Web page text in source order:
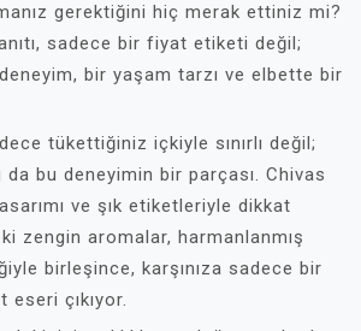
gerektiğini hiç merak ettiniz mi?
sadece bir fiyat etiketi değil;
bir yaşam tarzı ve elbette bir
tükettiğiniz içkiyle sınırlı değil;
bu deneyimin bir parçası. Chivas
ve şık etiketleriyle dikkat
zengin aromalar, harmanlanmış
birleşince, karşınıza sadece bir
çıkıyor.